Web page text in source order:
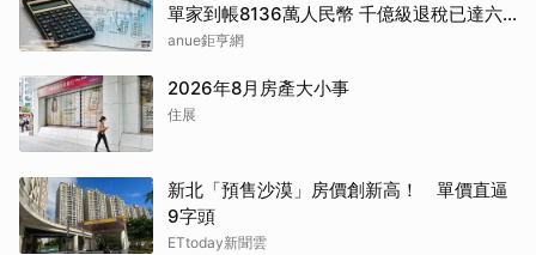
單家到帳8136萬人民幣 千億級退稅已達六
成
anue鉅亨網
2026年8月房產大小事
住展
新北「預售沙漠」房價創新高！ 單價直逼
9字頭
ETtoday新聞雲